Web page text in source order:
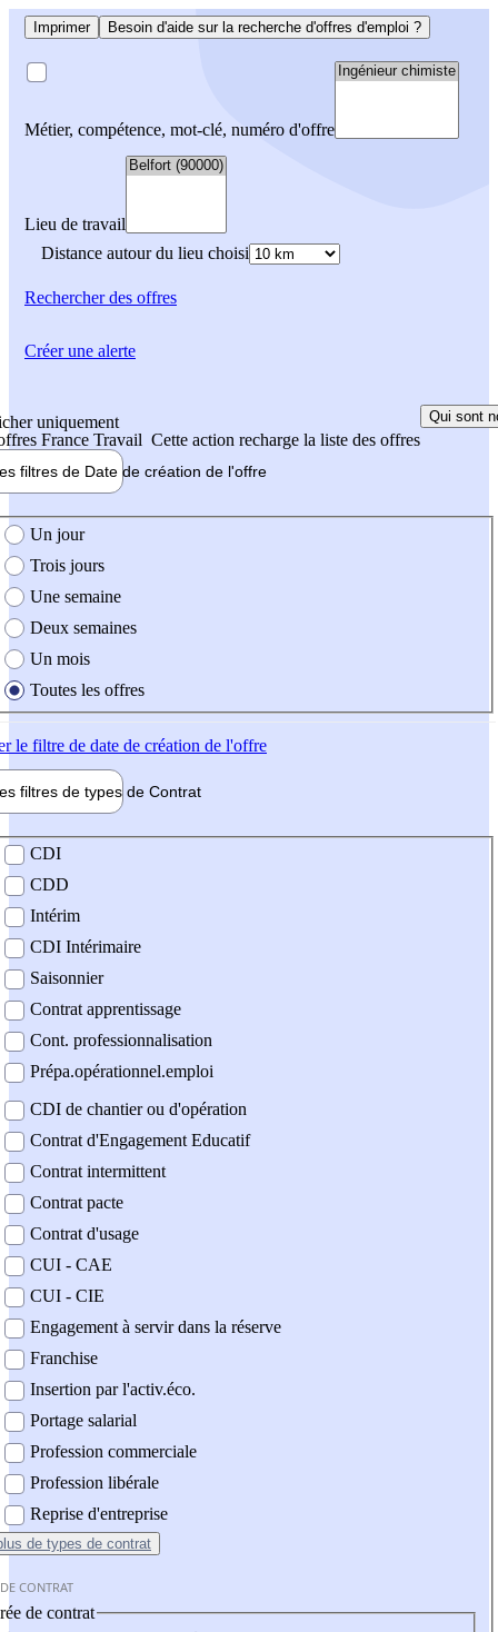
Imprimer Besoin d'aide sur la recherche d'offres d'emploi ?
Métier, compétence, mot-clé, numéro d'offre
Lieu de travail
Distance autour du lieu choisi
Rechercherdes offres
uniquement
France Travail Cette action recharge la liste des offres
Qui sont
filtres de Date de création de l'offre
création de l'offre
Un jour
Trois jours
Une semaine
Deux semaines
Un mois
Toutes les offres
le filtre de date de création de l'offre
filtres de types de Contrat
contrat
CDI
CDD
Intérim
CDI Intérimaire
Saisonnier
Contrat apprentissage
Cont. professionnalisation
Prépa.opérationnel.emploi
CDI de chantier ou d'opération
Contrat d'Engagement Educatif
Contrat intermittent
Contrat pacte
Contrat d'usage
CUI - CAE
CUI - CIE
Engagement à servir dans la réserve
Franchise
Insertion par l'activ.éco.
Portage salarial
Profession commerciale
Profession libérale
Reprise d'entreprise
de types de contrat
CONTRAT
de contrat
Créer une alerte